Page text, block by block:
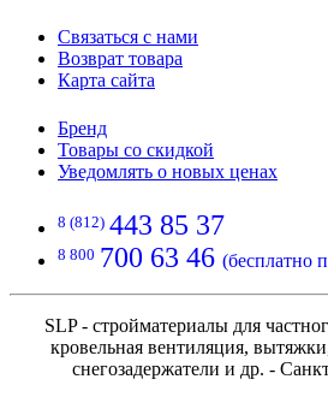
Связаться с нами
Возврат товара
Карта сайта
Бренд
Товары со скидкой
Уведомлять о новых ценах
8 (812) 443 85 37
8 800 700 63 46 (бесплатно
SLP - стройматериалы для
кровельная вентиляция,
снегозадержатели и др. -